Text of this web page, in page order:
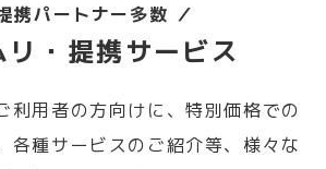
携パートナー多数 ／
リ・提携サービス
利用者の方向けに、特別価格での
各種サービスのご紹介等、様々な